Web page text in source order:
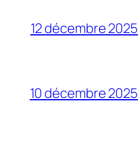
12 décembre 2025
10 décembre 2025